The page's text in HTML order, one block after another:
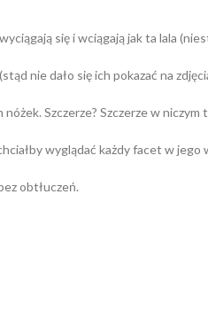
się i wciągają jak ta lala
nie dało się ich pokazać na
Szczerze? Szczerze w
wyglądać każdy facet w jego
obtłuczeń.